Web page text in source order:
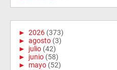
► 2026 (373)
► agosto (3)
► julio (42)
► junio (58)
► mayo (52)